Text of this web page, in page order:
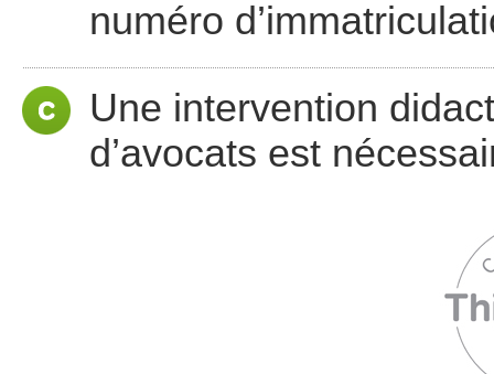
numéro
Une intervention
d’avocats est